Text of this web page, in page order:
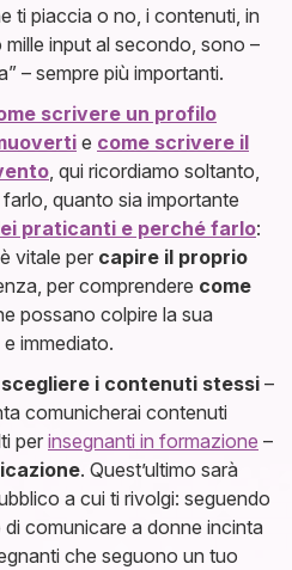
ti piaccia o no, i contenuti, in
input al secondo, sono –
– sempre più importanti.
scrivere un profilo
e come scrivere il
, qui ricordiamo soltanto,
quanto sia importante
praticanti e perché farlo:
vitale per capire il proprio
per comprendere come
possano colpire la sua
immediato.
scegliere i contenuti stessi –
comunicherai contenuti
per insegnanti in formazione –
. Quest’ultimo sarà
a cui ti rivolgi: seguendo
comunicare a donne incinta
che seguono un tuo